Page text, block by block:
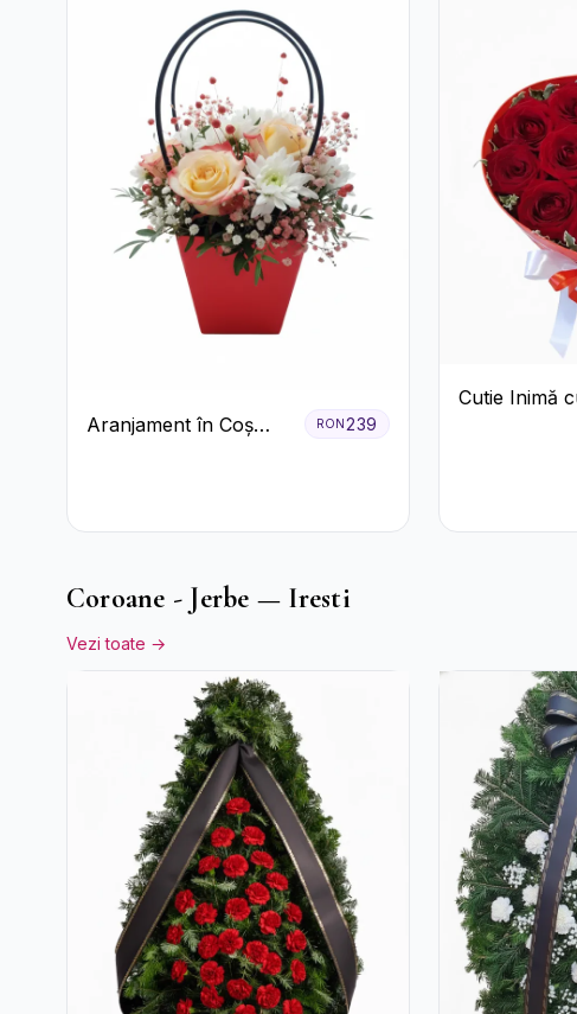
Aranjament în Coș
RON239
Cutie Inimă
Coroane - Jerbe — Iresti
Vezi toate →